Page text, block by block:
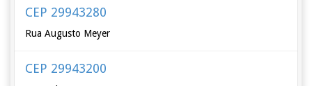
CEP 29943280
Rua Augusto Meyer
CEP 29943200